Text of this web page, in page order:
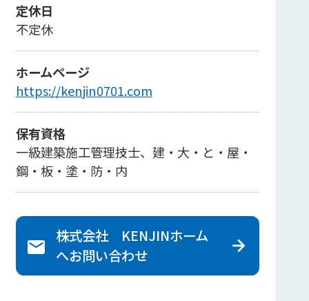
定休日
不定休
ホームページ
https://kenjin0701.com
保有資格
一級建築施工管理技士、建・大・と・屋・
鋼・板・塗・防・内
株式会社 KENJINホーム
へお問い合わせ